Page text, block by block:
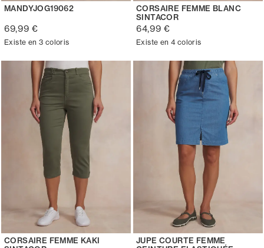
MANDYJOG19062
69,99 €
Existe en 3 coloris
CORSAIRE FEMME BLANC
SINTACOR
64,99 €
Existe en 4 coloris
CORSAIRE FEMME KAKI
JUPE COURTE FEMME